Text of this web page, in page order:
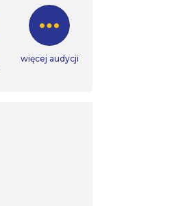
więcej audycji